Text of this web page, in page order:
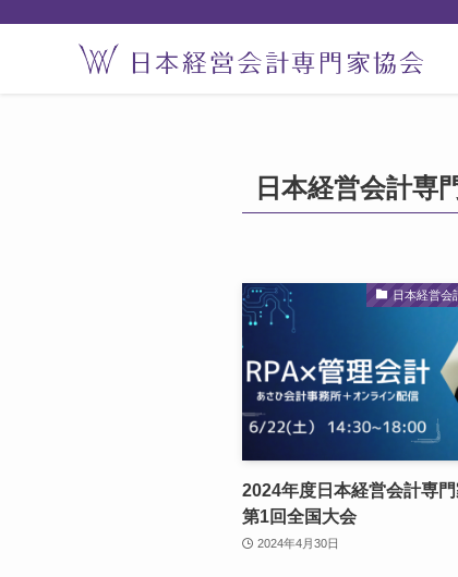
日本経営会計専
日本経営会
2024年度日本経営会計専
第1回全国大会
2024年4月30日